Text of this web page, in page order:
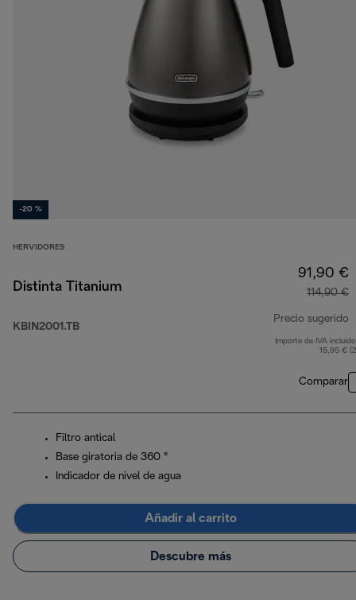
-20 %
HERVIDORES
Distinta Titanium
KBIN2001.TB
91,90 €
114,90 €
Precio sugerido
Importe de IVA
15,95 €
Comparar
Filtro antical
Base giratoria de 360 °
Indicador de nivel de agua
Añadir al carrito
Descubre más